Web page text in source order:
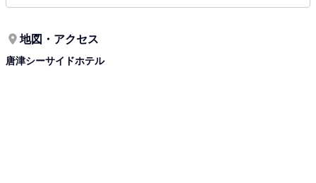
地図・アクセス
唐津シーサイドホテル